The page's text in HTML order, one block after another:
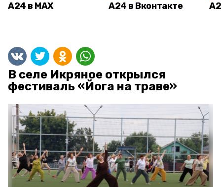
А24 в MAX А24 в Вконтакте
В селе Икряное открылся
фестиваль «Йога на траве»